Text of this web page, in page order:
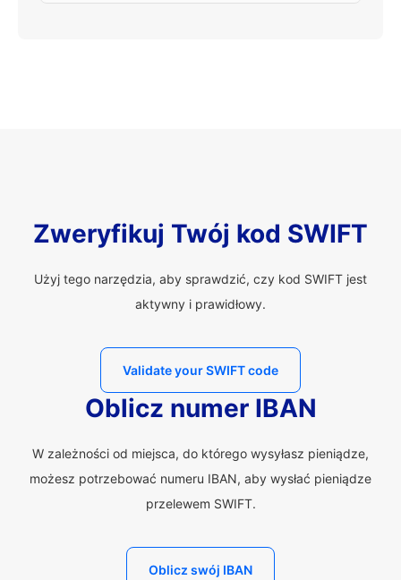
Zweryfikuj Twój kod SWIFT
Użyj tego narzędzia, aby sprawdzić, czy kod SWIFT jest
aktywny i prawidłowy.
Validate your SWIFT code
Oblicz numer IBAN
W zależności od miejsca, do którego wysyłasz pieniądze,
możesz potrzebować numeru IBAN, aby wysłać pieniądze
przelewem SWIFT.
Oblicz swój IBAN